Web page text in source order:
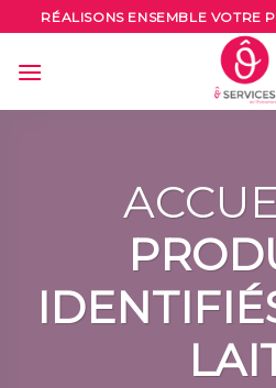
to
content
RÉALISONS ENSEMBLE VOTRE